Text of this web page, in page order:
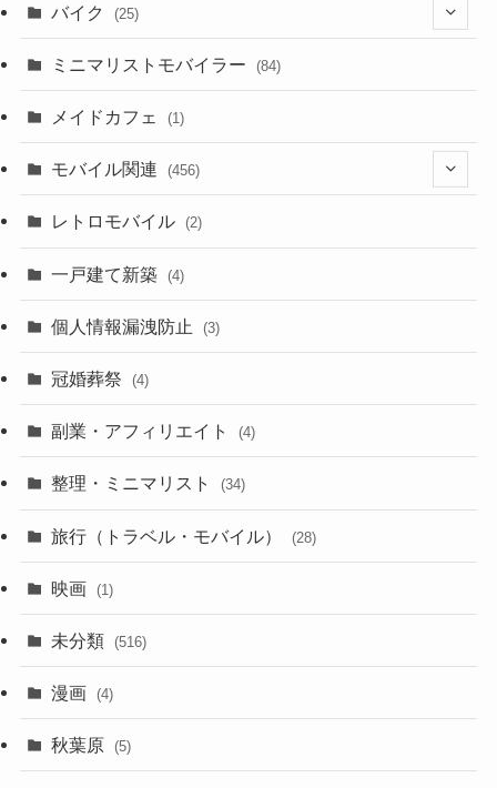
(2)
(10)
(18)
(19)
(6)
(8)
(9)
(3)
バイク (25)
(8)
(23)
ミニマリストモバイラー (84)
メイドカフェ (1)
モバイル関連 (456)
(7)
(3)
(3)
(6)
(20)
(31)
レトロモバイル (2)
一戸建て新築 (4)
個人情報漏洩防止 (3)
冠婚葬祭 (4)
副業・アフィリエイト (4)
整理・ミニマリスト (34)
旅行（トラベル・モバイル） (28)
映画 (1)
未分類 (516)
漫画 (4)
秋葉原 (5)